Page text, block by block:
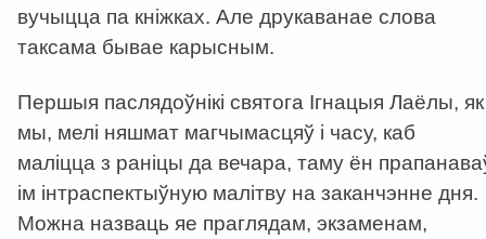
вучыцца па кніжках. Але друкаванае слова
таксама бывае карысным.
Першыя паслядоўнікі святога Ігнацыя Лаёлы, як
мы, мелі няшмат магчымасцяў і часу, каб
маліцца з раніцы да вечара, таму ён
ім інтраспектыўную малітву на заканчэнне дня.
Можна назваць яе праглядам, экзаменам,